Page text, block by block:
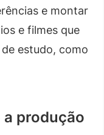
e montar
e filmes que
estudo, como
produção